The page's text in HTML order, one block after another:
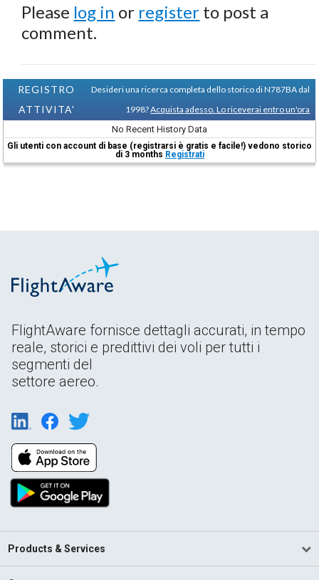
Please log in or register to post a
comment.
REGISTRO
ATTIVITA'
Desideri una ricerca completa dello storico di N787BA dal
1998?Acquista adesso. Lo riceverai entro un'ora
No Recent History Data
Gli utenti con account di base (registrarsi è gratis e facile!) vedono storico
di 3 months Registrati
FlightAware fornisce dettagli accurati, in tempo
reale, storici e predittivi dei voli per tutti i
segmenti del
settore aereo.
Products & Services